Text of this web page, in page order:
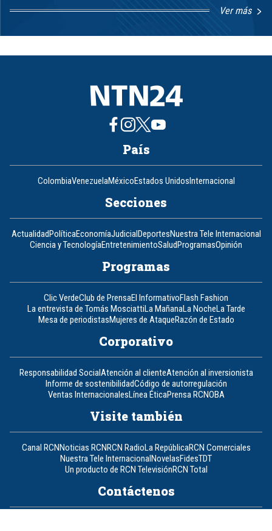
Ver más
8
País
ColombiaVenezuelaMéxicoEstados UnidosInternacional
Secciones
ActualidadPolíticaEconomíaJudicialDeportesNuestra Tele Internacional
Ciencia y TecnologíaEntretenimientoSaludProgramasOpinión
Programas
Clic VerdeClub de PrensaEl InformativoFlash Fashion
La entrevista de Tomás MosciattiLa MañanaLa NocheLa Tarde
Mesa de periodistasMujeres de AtaqueRazón de Estado
Corporativo
Responsabilidad SocialAtención al clienteAtención al inversionista
Informe de sostenibilidadCódigo de autorregulación
Ventas InternacionalesLínea ÉticaPrensa RCNOBA
Visite también
Canal RCNNoticias RCNRCN RadioLa RepúblicaRCN Comerciales
Nuestra Tele InternacionalNovelasFidesTDT
Un producto de RCN TelevisiónRCN Total
Contáctenos